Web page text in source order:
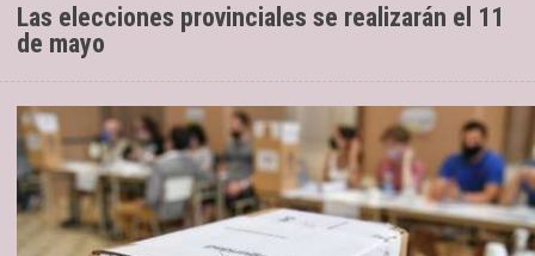
Las elecciones provinciales se realizarán el 11
de mayo